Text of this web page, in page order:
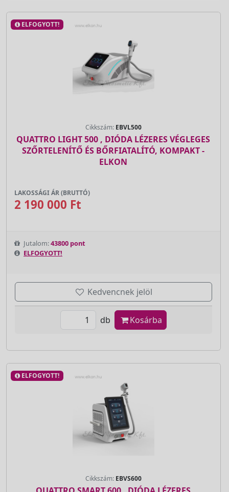
ELFOGYOTT!
Cikkszám: EBVL500
QUATTRO LIGHT 500 , DIÓDA LÉZERES VÉGLEGES
SZŐRTELENÍTŐ ÉS BŐRFIATALÍTÓ, KOMPAKT -
ELKON
LAKOSSÁGI ÁR (BRUTTÓ)
2 190 000 Ft
Jutalom:43800 pont
ELFOGYOTT!
Kedvencnek jelöl
db Kosárba
ELFOGYOTT!
Cikkszám: EBVS600